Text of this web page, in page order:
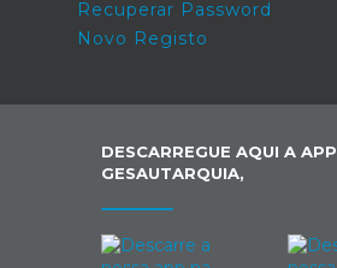
Recuperar Password
Novo Registo
DESCARREGUE AQUI A APP
GESAUTARQUIA,